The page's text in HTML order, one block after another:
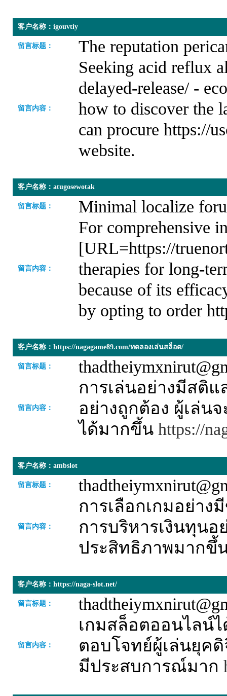
客户名称：igouvtiy
留言标题： The reputation
留言内容：
Seeking acid reflux
delayed-release/ -
how to discover the
can procure https://
website.
客户名称：atugosewotak
留言标题： Minimal localize
留言内容：
For comprehensive
[URL=https://
therapies for long-
because of its
by opting to order
客户名称：https://nagagame89.com/ทดลองเล่นสล็อต/
留言标题：
留言内容：
การเล่นอย่างมีสติ
อย่างถูกต้อง ผู้เล่น
ได้มากขึ้น https://
客户名称：ambslot
留言标题：
留言内容：
การเลือกเกมอย่าง
การบริหารเงินทุนอ
ประสิทธิภาพมากขึ้
客户名称：https://naga-slot.net/
留言标题：
留言内容：
เกมสล็อตออนไลน์
ตอบโจทย์ผู้เล่นยุค
มีประสบการณ์มาก